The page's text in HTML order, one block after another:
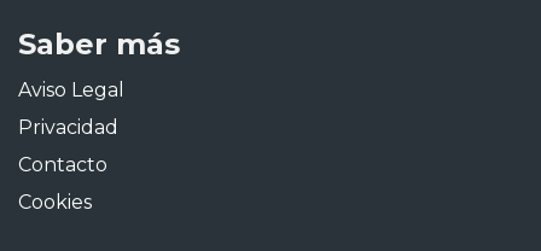
Saber más
Aviso Legal
Privacidad
Contacto
Cookies